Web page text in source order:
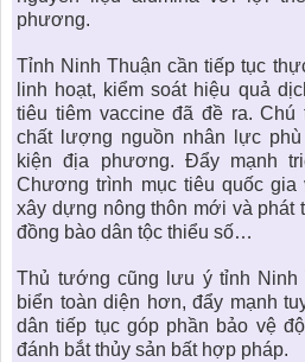
phương.
Tỉnh Ninh Thuận cần tiếp tục
linh hoạt, kiểm soát hiệu quả
tiêu tiêm vaccine đã đề ra. Chú
chất lượng nguồn nhân lực
kiện địa phương. Đẩy mạnh
Chương trình mục tiêu quốc gia
xây dựng nông thôn mới và phát
đồng bào dân tộc thiểu số…
Thủ tướng cũng lưu ý tỉnh Ninh
biển toàn diện hơn, đẩy mạnh
dân tiếp tục góp phần bảo vệ
đánh bắt thủy sản bất hợp pháp.